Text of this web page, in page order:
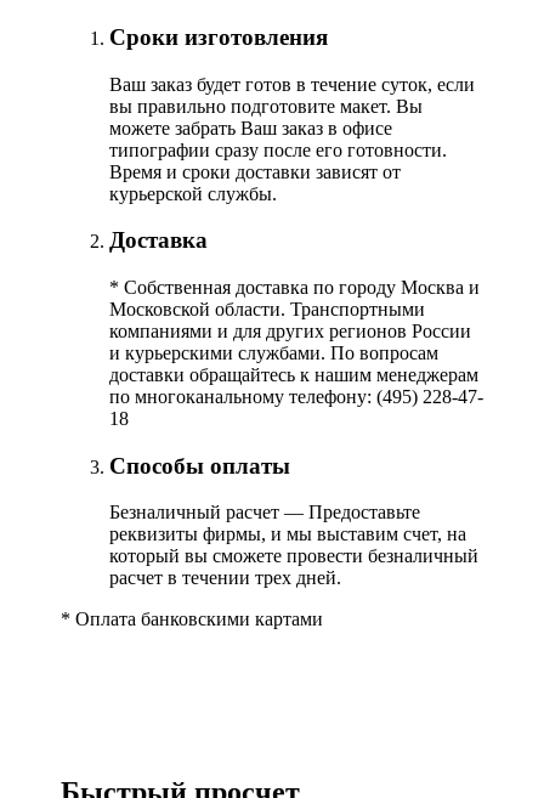
Сроки изготовления
Ваш заказ будет готов в течение суток, если
вы правильно подготовите макет. Вы
можете забрать Ваш заказ в офисе
типографии сразу после его готовности.
Время и сроки доставки зависят от
курьерской службы.
Доставка
* Собственная доставка по городу Москва и
Московской области. Транспортными
компаниями и для других регионов России
и курьерскими службами. По вопросам
доставки обращайтесь к нашим менеджерам
по многоканальному телефону: (495) 228-47-
18
Способы оплаты
Безналичный расчет — Предоставьте
реквизиты фирмы, и мы выставим счет, на
который вы сможете провести безналичный
расчет в течении трех дней.
* Оплата банковскими картами